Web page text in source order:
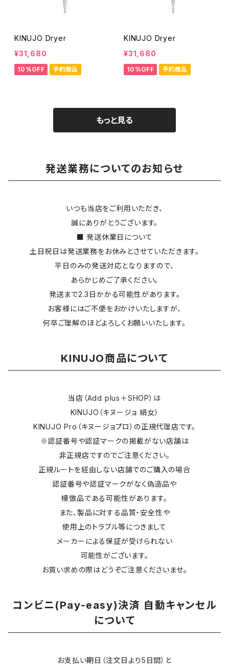
KINUJO Dryer
¥31,680
10%OFF 予約商品
KINUJO Dryer
¥31,680
10%OFF 予約商品
もっと見る
発送業務についてのお知らせ
いつも当店をご利用いただき、
誠にありがとうございます。
■ 発送休業日について
土日祝日は発送業務をお休みとさせていただきます。
平日のみの発送対応となりますので、
あらかじめご了承ください。
発送まで2.3日かかる可能性があります。
お客様にはご不便をおかけいたしますが、
何卒ご理解のほどよろしくお願いいたします。
KINUJO商品について
当店（Add plus＋SHOP）は
KINUJO（キヌージョ 絹女）
KINUJO Pro（キヌージョプロ）の正規代理店です。
※認証番号や認証マークの掲載がない店舗は
非正規店ですのでご注意ください。
正規ルートを経由しない店舗でのご購入の場合
認証番号や認証マークがなく偽造品や
模倣品である可能性があります。
また、製品に対する品質・安全性や
使用上のトラブル等につきまして
メーカーによる保証が受けられない
可能性がございます。
お買い求めの際はどうぞご注意くださいませ。
コンビニ(Pay-easy)決済 自動キャンセル
について
お支払い期日（注文日より5日間）と